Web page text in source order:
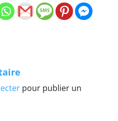
pour publier un